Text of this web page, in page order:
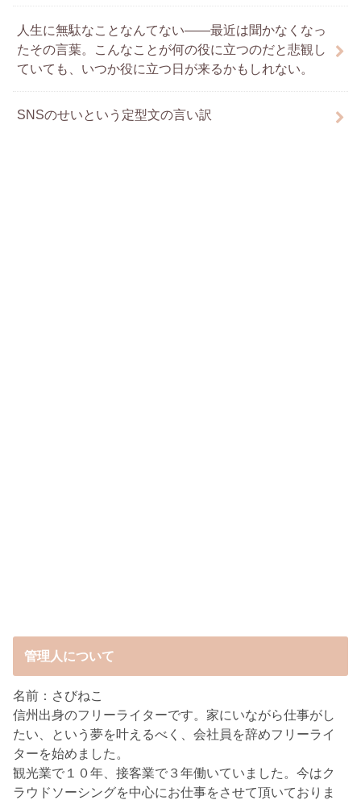
人生に無駄なことなんてない――最近は聞かなくなっ
たその言葉。こんなことが何の役に立つのだと悲観し
ていても、いつか役に立つ日が来るかもしれない。
SNSのせいという定型文の言い訳
管理人について
名前：さびねこ
信州出身のフリーライターです。家にいながら仕事がし
たい、という夢を叶えるべく、会社員を辞めフリーライ
ターを始めました。
観光業で１０年、接客業で３年働いていました。今はク
ラウドソーシングを中心にお仕事をさせて頂いておりま